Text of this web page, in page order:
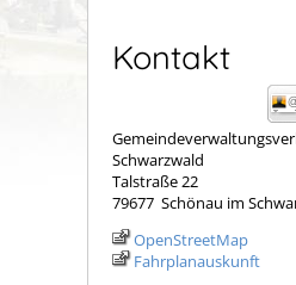
Kontakt
Schwarzwald
Talstraße 22
79677 Schönau im
OpenStreetMap
Fahrplanauskunft